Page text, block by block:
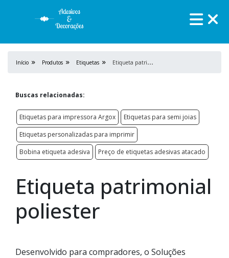
Início Produtos Etiquetas E
tiqueta patrimonial poliester
Buscas relacionadas:
Etiquetas para impressora Argox
Etiquetas para semi joias
Etiquetas personalizadas para imprimir
Bobina etiqueta adesiva
Preço de etiquetas adesivas atacado
Etiqueta patrimonial
poliester
Desenvolvido para compradores, o Soluções